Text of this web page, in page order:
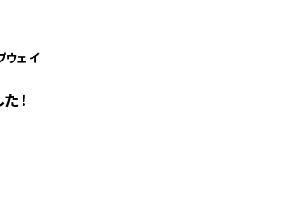
ウェイ
！